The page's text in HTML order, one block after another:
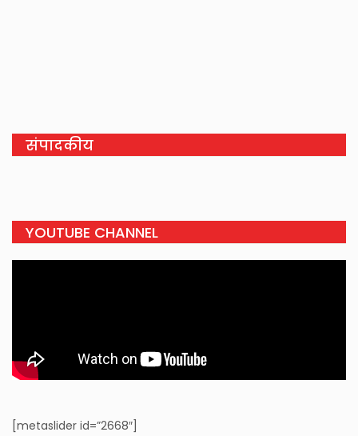
संपादकीय
YOUTUBE CHANNEL
[metaslider id=”2668″]